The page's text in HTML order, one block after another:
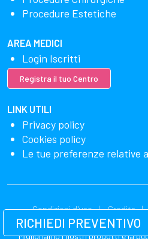
Procedure Estetiche
AREA MEDICI
Login Iscritti
Registra il tuo Centro
LINK UTILI
Privacy policy
Cookies policy
Le tue preferenze relative
Condizioni d'uso Credits
Miglioriamo i nostri prodotti e la
RICHIEDI PREVENTIVO